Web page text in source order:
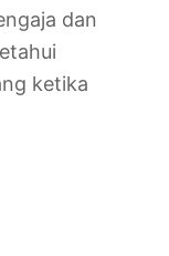
dan
ketika